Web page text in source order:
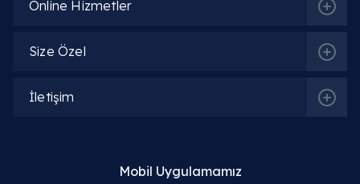
Online Hizmetler
Size Özel
İletişim
Mobil Uygulamamız